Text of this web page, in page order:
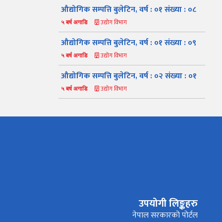
औद्योगिक सम्पत्ति बुलेटिन, वर्ष : ०१ संख्या : ०८
५ बर्ष अगाडि उद्योग विभाग
औद्योगिक सम्पत्ति बुलेटिन, वर्ष : ०१ संख्या : ०९
५ बर्ष अगाडि उद्योग विभाग
औद्योगिक सम्पत्ति बुलेटिन, वर्ष : ०२ संख्या : ०१
५ बर्ष अगाडि उद्योग विभाग
औद्योगिक ऐन र नियमावली प्रकाशनहरू नागरिक बडापत्र
उपयोगी लिङ्कहरु
नेपाल सरकारको पोर्टल